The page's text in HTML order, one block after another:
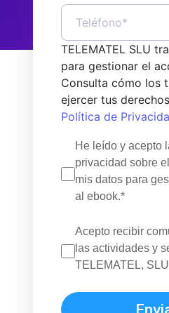
TELEMATEL SLU
para gestionar el
Consulta cómo los
ejercer tus
Política de
He leído y acepto
privacidad sobre
mis datos para
al ebook.*
Acepto recibir
las actividades y
TELEMATEL,